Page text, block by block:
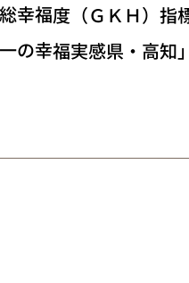
度（ＧＫＨ）指標
実感県・高知」～